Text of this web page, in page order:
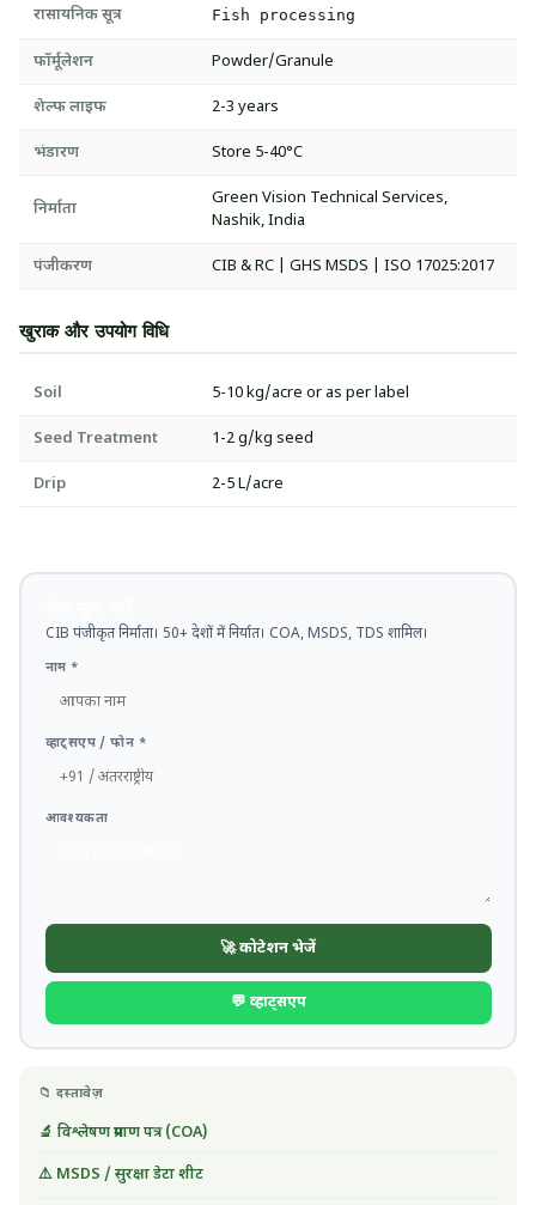
रासायनिक सूत्र Fish processing
फॉर्मूलेशन Powder/Granule
शेल्फ लाइफ 2-3 years
भंडारण Store 5-40°C
निर्माता
Green Vision Technical Services,
Nashik, India
पंजीकरण CIB & RC | GHS MSDS | ISO 17025:2017
खुराक और उपयोग विधि
Soil 5-10 kg/acre or as per label
Seed Treatment 1-2 g/kg seed
Drip 2-5 L/acre
CIB पंजीकृत निर्माता। 50+ देशों में निर्यात। COA, MSDS, TDS शामिल।
नाम *
व्हाट्सएप / फोन *
आवश्यकता
🚀 कोटेशन भेजें
💬 व्हाट्सएप
📁 दस्तावेज़
🔬 विश्लेषण प्रमाण पत्र (COA)
⚠️ MSDS / सुरक्षा डेटा शीट